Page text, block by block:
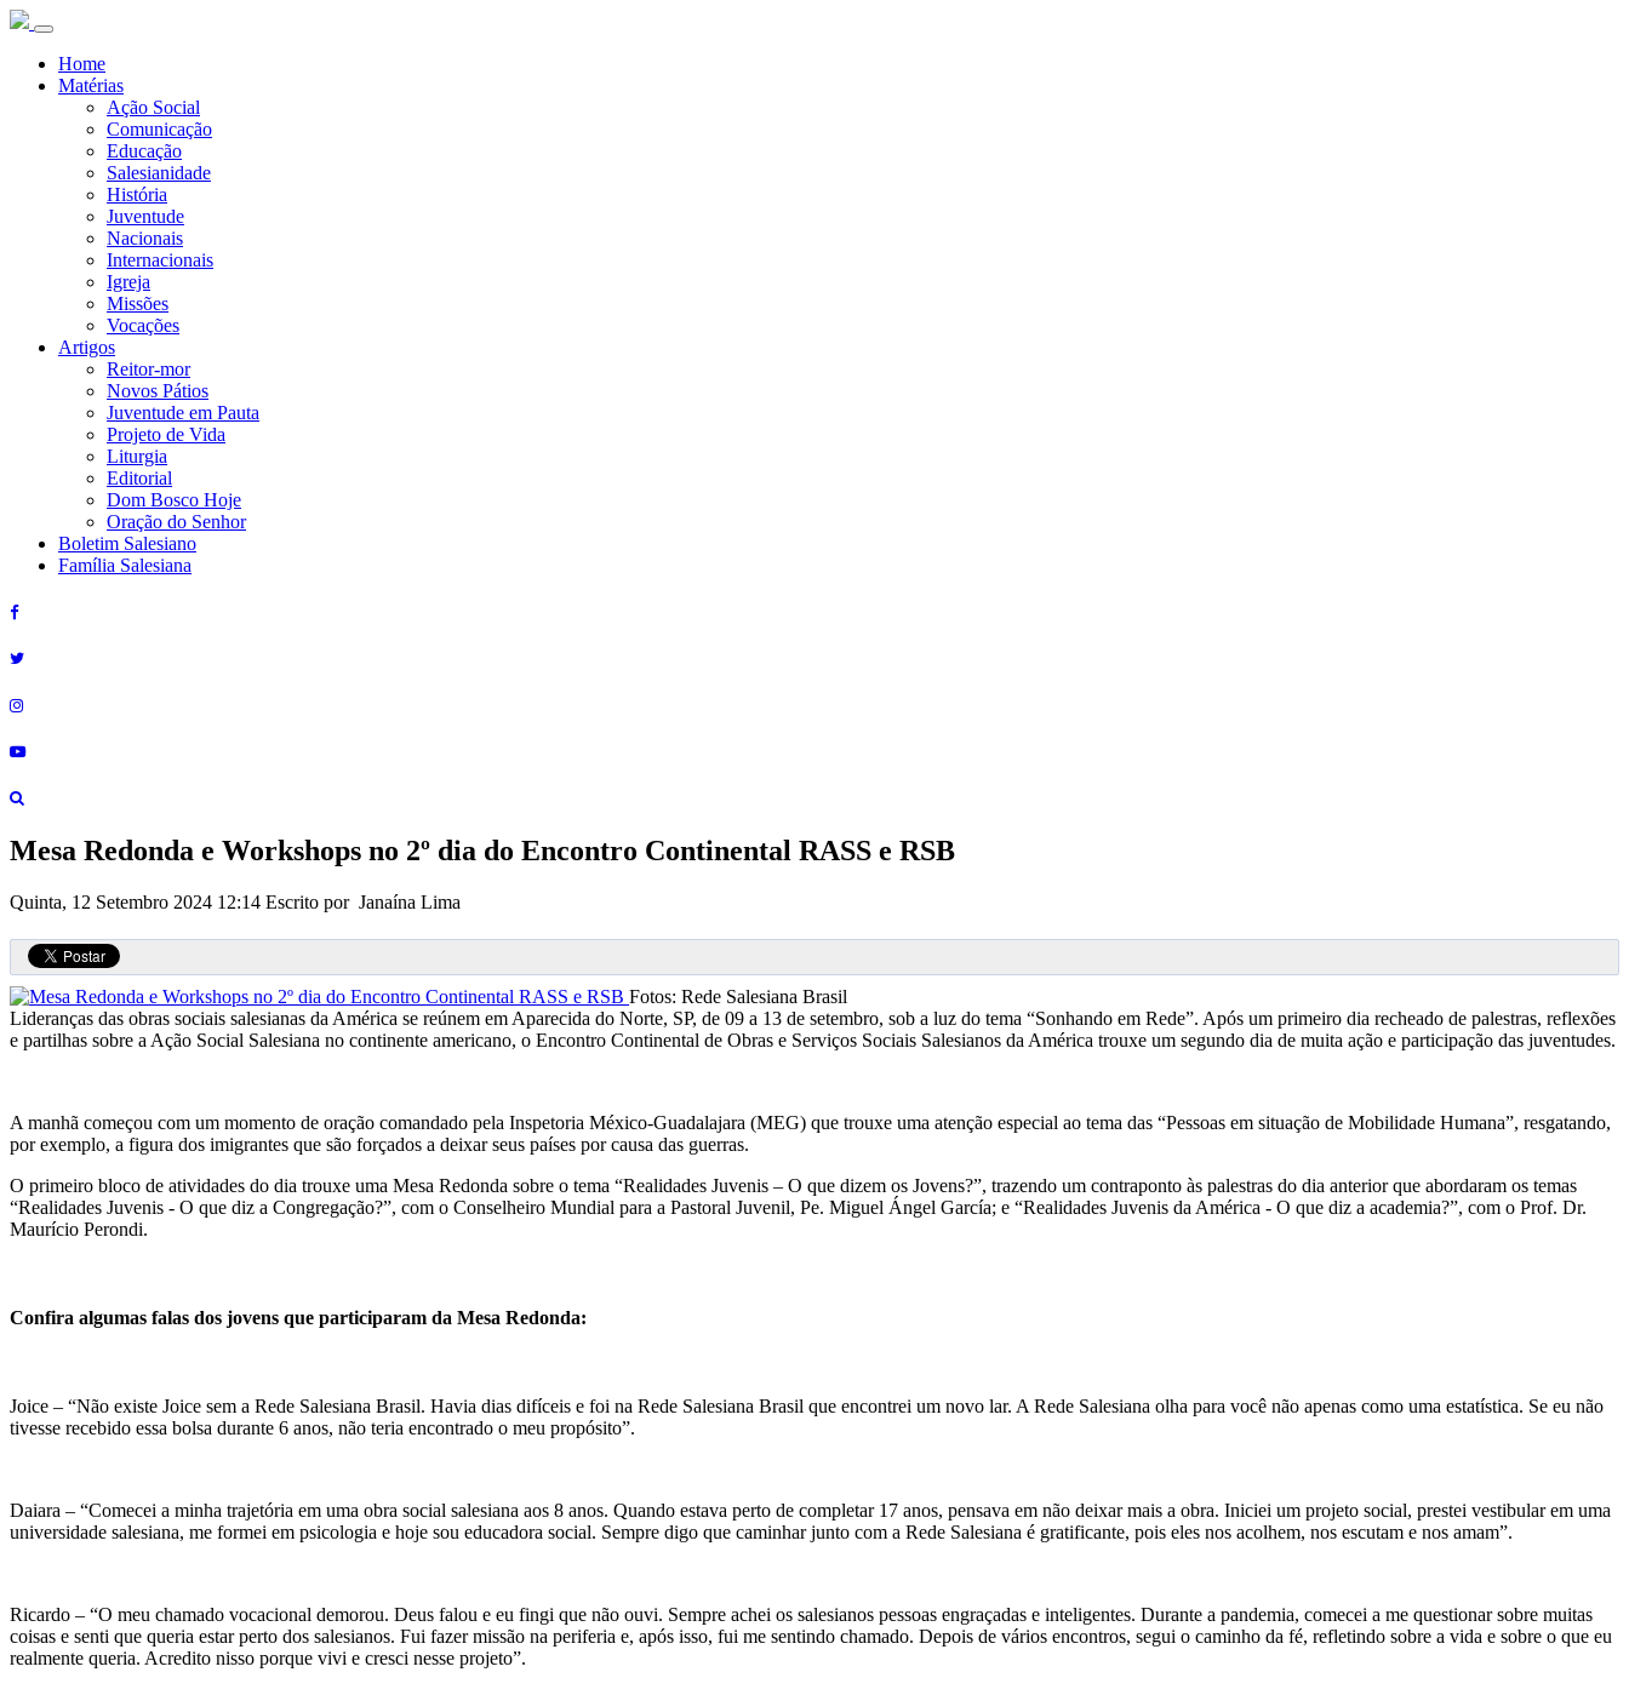
Home
Matérias
Ação Social
Comunicação
Educação
Salesianidade
História
Juventude
Nacionais
Internacionais
Igreja
Missões
Vocações
Artigos
Reitor-mor
Novos Pátios
Juventude em Pauta
Projeto de Vida
Liturgia
Editorial
Dom Bosco Hoje
Oração do Senhor
Boletim Salesiano
Família Salesiana
Mesa Redonda e Workshops no 2º dia do Encontro Continental RASS e RSB
Quinta, 12 Setembro 2024 12:14 Escrito por Janaína Lima
Fotos: Rede Salesiana Brasil
Lideranças das obras sociais salesianas da América se reúnem em Aparecida do Norte, SP, de 09 a 13 de setembro, sob a luz do tema “Sonhando em Rede”. Após um primeiro dia recheado de palestras, reflexões
e partilhas sobre a Ação Social Salesiana no continente americano, o Encontro Continental de Obras e Serviços Sociais Salesianos da América trouxe um segundo dia de muita ação e participação das juventudes.
A manhã começou com um momento de oração comandado pela Inspetoria México-Guadalajara (MEG) que trouxe uma atenção especial ao tema das “Pessoas em situação de Mobilidade Humana”, resgatando,
por exemplo, a figura dos imigrantes que são forçados a deixar seus países por causa das guerras.
O primeiro bloco de atividades do dia trouxe uma Mesa Redonda sobre o tema “Realidades Juvenis – O que dizem os Jovens?”, trazendo um contraponto às palestras do dia anterior que abordaram os temas
“Realidades Juvenis - O que diz a Congregação?”, com o Conselheiro Mundial para a Pastoral Juvenil, Pe. Miguel Ángel García; e “Realidades Juvenis da América - O que diz a academia?”, com o Prof. Dr.
Maurício Perondi.
Confira algumas falas dos jovens que participaram da Mesa Redonda:
Joice – “Não existe Joice sem a Rede Salesiana Brasil. Havia dias difíceis e foi na Rede Salesiana Brasil que encontrei um novo lar. A Rede Salesiana olha para você não apenas como uma estatística. Se eu não
tivesse recebido essa bolsa durante 6 anos, não teria encontrado o meu propósito”.
Daiara – “Comecei a minha trajetória em uma obra social salesiana aos 8 anos. Quando estava perto de completar 17 anos, pensava em não deixar mais a obra. Iniciei um projeto social, prestei vestibular em uma
universidade salesiana, me formei em psicologia e hoje sou educadora social. Sempre digo que caminhar junto com a Rede Salesiana é gratificante, pois eles nos acolhem, nos escutam e nos amam”.
Ricardo – “O meu chamado vocacional demorou. Deus falou e eu fingi que não ouvi. Sempre achei os salesianos pessoas engraçadas e inteligentes. Durante a pandemia, comecei a me questionar sobre muitas
coisas e senti que queria estar perto dos salesianos. Fui fazer missão na periferia e, após isso, fui me sentindo chamado. Depois de vários encontros, segui o caminho da fé, refletindo sobre a vida e sobre o que eu
realmente queria. Acredito nisso porque vivi e cresci nesse projeto”.